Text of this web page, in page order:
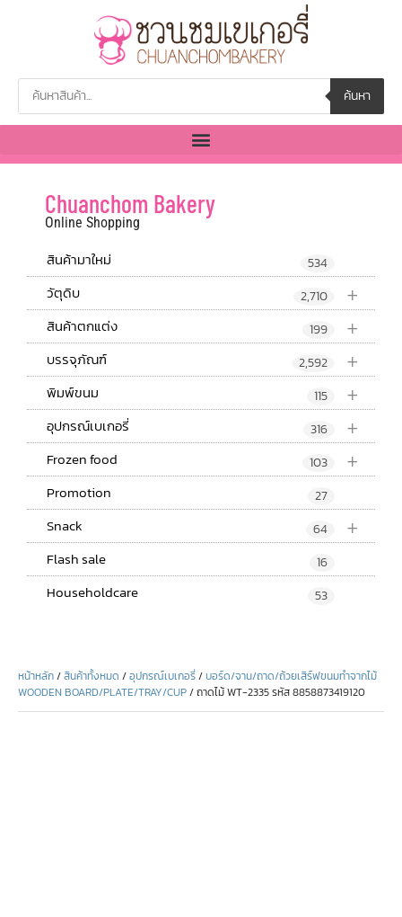
ค้นหา
Chuanchom Bakery
Online Shopping
สินค้ามาใหม่ 534
+
วัตุดิบ 2,710
+
สินค้าตกแต่ง 199
+
บรรจุภัณฑ์ 2,592
+
พิมพ์ขนม 115
+
อุปกรณ์เบเกอรี่ 316
+
Frozen food 103
Promotion 27
+
Snack 64
Flash sale 16
Householdcare 53
หน้าหลัก/สินค้าทั้งหมด /อุปกรณ์เบเกอรี่/บอร์ด/จาน/ถาด/ถ้วยเสิร์ฟขนมทำจากไม้
WOODEN BOARD/PLATE/TRAY/CUP/ ถาดไม้ WT-2335 รหัส 8858873419120